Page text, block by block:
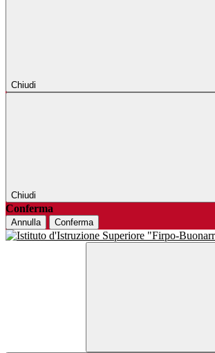
Chiudi
Chiudi
Conferma
Annulla Conferma